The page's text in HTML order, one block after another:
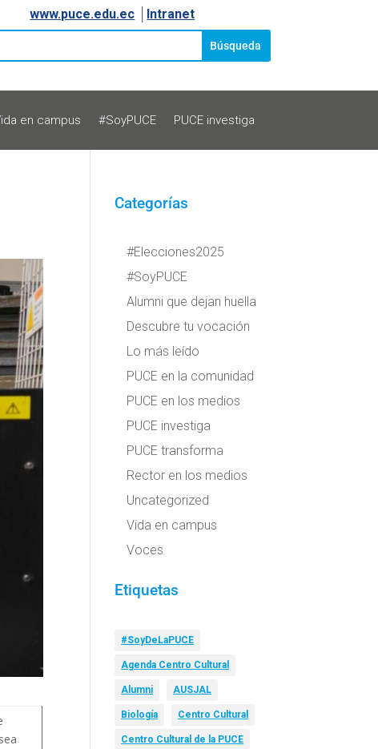
www.puce.edu.ec Intranet
en campus #SoyPUCE PUCE investiga
Categorías
#Elecciones2025
#SoyPUCE
Alumni que dejan huella
Descubre tu vocación
Lo más leído
PUCE en la comunidad
PUCE en los medios
PUCE investiga
PUCE transforma
Rector en los medios
Uncategorized
Vida en campus
Voces
Etiquetas
#SoyDeLaPUCE
Agenda Centro Cultural
Alumni AUSJAL
Biología Centro Cultural
Centro Cultural de la PUCE